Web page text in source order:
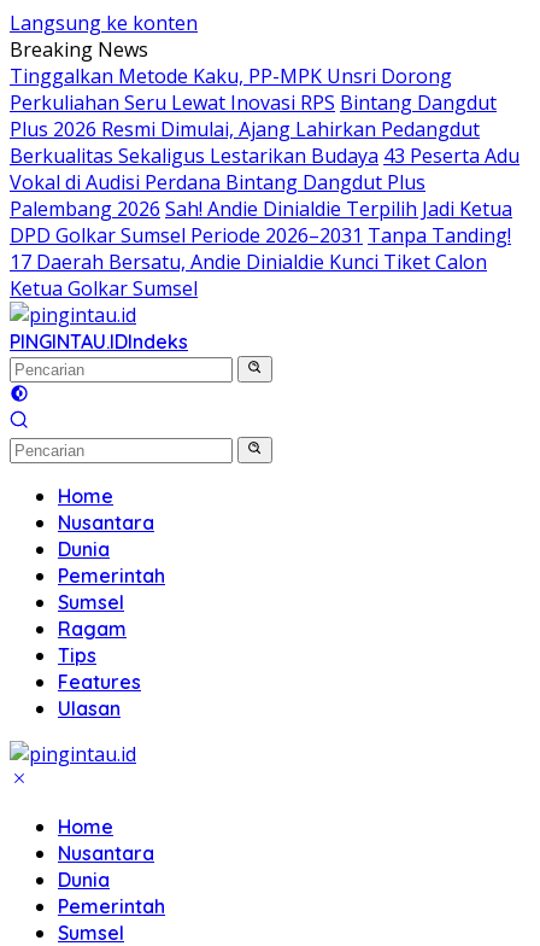
Langsung ke konten
Breaking News
Tinggalkan Metode Kaku, PP-MPK Unsri Dorong
Perkuliahan Seru Lewat Inovasi RPS Bintang Dangdut
Plus 2026 Resmi Dimulai, Ajang Lahirkan Pedangdut
Berkualitas Sekaligus Lestarikan Budaya 43 Peserta Adu
Vokal di Audisi Perdana Bintang Dangdut Plus
Palembang 2026 Sah! Andie Dinialdie Terpilih Jadi Ketua
DPD Golkar Sumsel Periode 2026–2031 Tanpa Tanding!
17 Daerah Bersatu, Andie Dinialdie Kunci Tiket Calon
Ketua Golkar Sumsel
PINGINTAU.IDIndeks
Home
Nusantara
Dunia
Pemerintah
Sumsel
Ragam
Tips
Features
Ulasan
Home
Nusantara
Dunia
Pemerintah
Sumsel